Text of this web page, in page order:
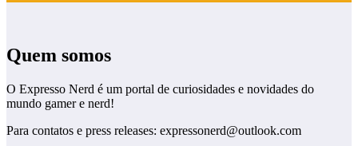
Quem somos
O Expresso Nerd é um portal de curiosidades e novidades do
mundo gamer e nerd!
Para contatos e press releases: expressonerd@outlook.com